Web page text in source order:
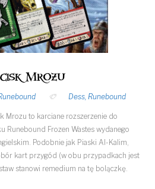
Mrozu
Dess Runebound
Mrozu to karciane rozszerzenie do
Runebound Frozen Wastes wydanego
Podobnie jak Piaski Al-Kalim,
kart przygód (w obu przypadkach jest
stanowi remedium na tę bolączkę.